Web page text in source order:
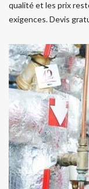
qualité et les prix
exigences. Devis